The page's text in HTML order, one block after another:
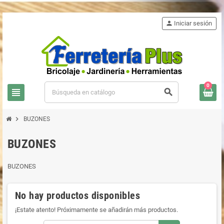
view_headline search
person Iniciar sesión
0
chevron_right BUZONES
BUZONES
BUZONES
No hay productos disponibles
¡Estate atento! Próximamente se añadirán más productos.